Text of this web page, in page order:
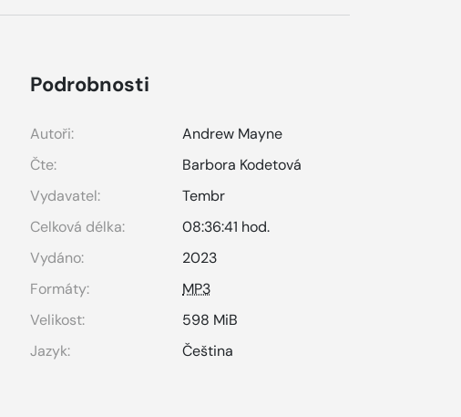
Podrobnosti
Autoři:
Andrew Mayne
Čte:
Barbora Kodetová
Vydavatel:
Tembr
Celková délka:
08:36:41 hod.
Vydáno:
2023
Formáty:
MP3
Velikost:
598 MiB
Jazyk:
Čeština